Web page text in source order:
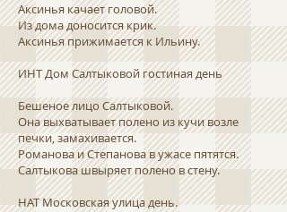
Аксинья качает головой.
Из дома доносится крик.
Аксинья прижимается к Ильину.
ИНТ Дом Салтыковой гостиная день
Бешеное лицо Салтыковой.
Она выхватывает полено из кучи возле
печки, замахивается.
Романова и Степанова в ужасе пятятся.
Салтыкова швыряет полено в стену.
НАТ Московская улица день.